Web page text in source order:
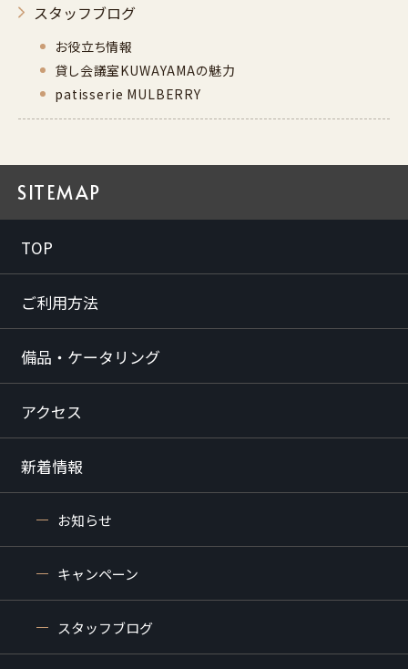
スタッフブログ
お役立ち情報
貸し会議室KUWAYAMAの魅力
patisserie MULBERRY
SITEMAP
TOP
ご利用方法
備品・ケータリング
アクセス
新着情報
お知らせ
キャンペーン
スタッフブログ